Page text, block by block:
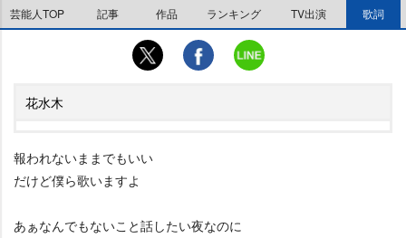
芸能人TOP 記事 作品 ランキング TV出演 歌詞
花水木
報われないままでもいい
だけど僕ら歌いますよ
あぁなんでもないこと話したい夜なのに